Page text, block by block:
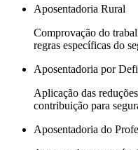
Aposentadoria Rural
Comprovação do
regras específicas do
Aposentadoria por
Aplicação das
contribuição para
Aposentadoria do